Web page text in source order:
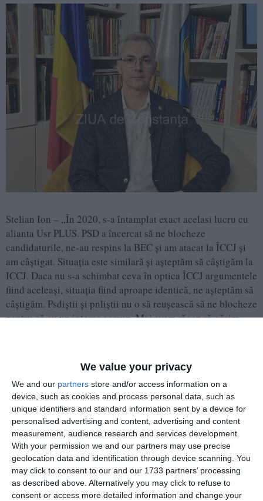
We value your privacy
We and our partners store and/or access information on a
device, such as cookies and process personal data, such as
unique identifiers and standard information sent by a device for
personalised advertising and content, advertising and content
measurement, audience research and services development.
With your permission we and our partners may use precise
geolocation data and identification through device scanning. You
may click to consent to our and our 1733 partners’ processing
as described above. Alternatively you may click to refuse to
consent or access more detailed information and change your
Stelian Ion – „În 2020, s-a întamplat exact acelasi lucru cu
alianta Usr PLUS. PSD a încercat să ne blocheze
candidaturile, ne-au respins la BEC și am atacat la ÎCCJ și
am câștigat. Situația este similară și așteptăm să câștigăm la
ICCJ. Daca nu s-a schimbat ceva în optica ÎCCJ argumentele
fiind aceleași, situația fiind aproape identică, ne așteptăm să
câștigăm. Psdiștii și pnliștii nu o să reușească să ne blocheze
pentru că au un interes comun. Mai avem răgaz să găsim
privește democrația din România dacă încerci prin tertipuri
din astea să blochezi formarea unei alianțe electorale. Cum
au facut cu comasarea așa fac cu formarea alianței.